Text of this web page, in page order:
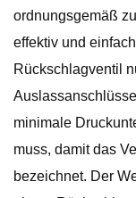
ordnungsgemäß
effektiv und
Rückschlagventil
minimale
muss, damit das
bezeichnet. Der